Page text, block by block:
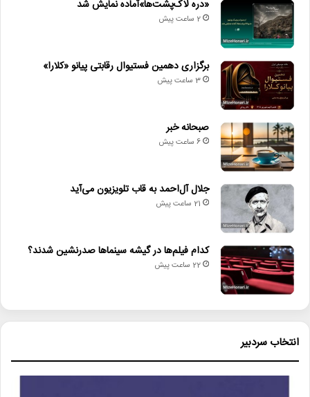
«دره لاک‌پشت‌ها»آماده نمایش شد
2 ساعت پیش
برگزاری دهمین فستیوال رقابتی پیانو «کلارا»
3 ساعت پیش
صبحانه خبر
6 ساعت پیش
جلال آل‌احمد به قاب تلویزیون می‌آید
21 ساعت پیش
کدام فیلم‌ها در گیشه سینماها صدرنشین شدند؟
22 ساعت پیش
انتخاب سردبیر